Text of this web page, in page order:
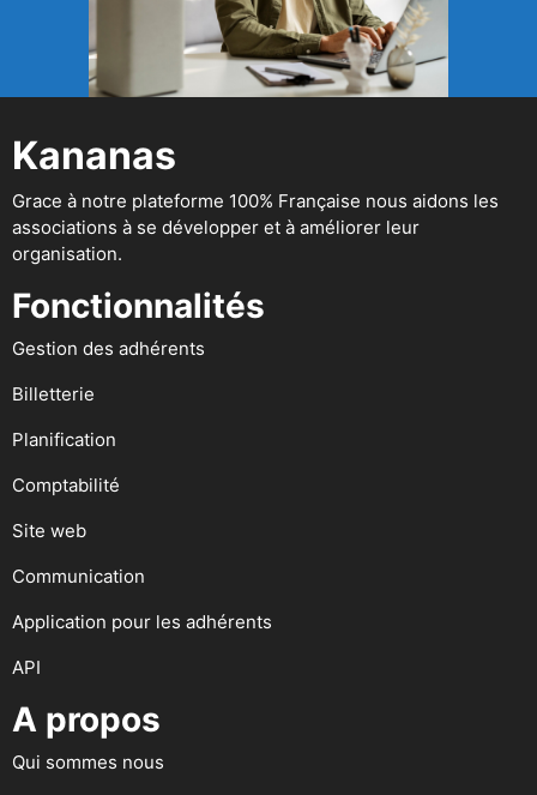
Kananas
Grace à notre plateforme 100% Française nous aidons les
associations à se développer et à améliorer leur
organisation.
Fonctionnalités
Gestion des adhérents
Billetterie
Planification
Comptabilité
Site web
Communication
Application pour les adhérents
API
A propos
Qui sommes nous